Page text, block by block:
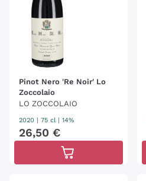
Pinot Nero 'Re Noir' Lo
Zoccolaio
LO ZOCCOLAIO
2020 75 cl | 14%
26,50 €